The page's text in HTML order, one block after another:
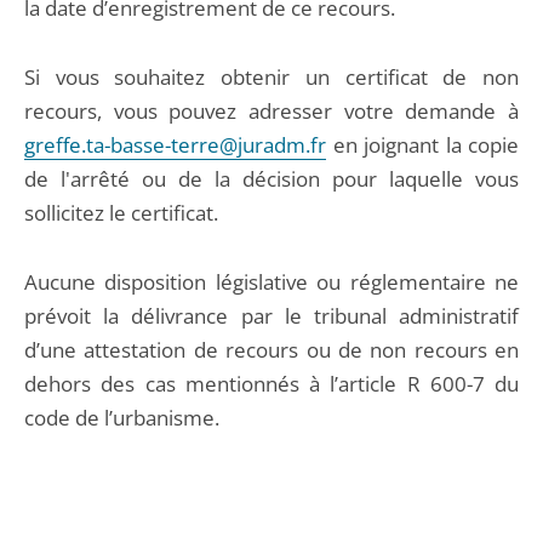
la date d’enregistrement de ce recours.
Si vous souhaitez obtenir un certificat de non
recours, vous pouvez adresser votre demande à
greffe.ta-basse-terre@juradm.fr en joignant la copie
de l'arrêté ou de la décision pour laquelle vous
sollicitez le certificat.
Aucune disposition législative ou réglementaire ne
prévoit la délivrance par le tribunal administratif
d’une attestation de recours ou de non recours en
dehors des cas mentionnés à l’article R 600-7 du
code de l’urbanisme.